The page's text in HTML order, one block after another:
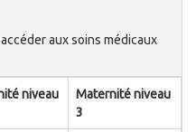
aux soins médicaux
niveau
Maternité niveau
3